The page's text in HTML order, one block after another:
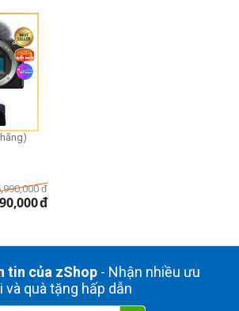
đ
đ
tin của zShop- Nhận nhiều ưu
và quà tặng hấp dẫn